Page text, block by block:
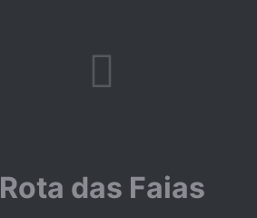
Rota das Faias